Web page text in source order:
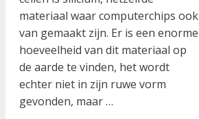
materiaal waar computerchips ook
van gemaakt zijn. Er is een enorme
hoeveelheid van dit materiaal op
de aarde te vinden, het wordt
echter niet in zijn ruwe vorm
gevonden, maar …